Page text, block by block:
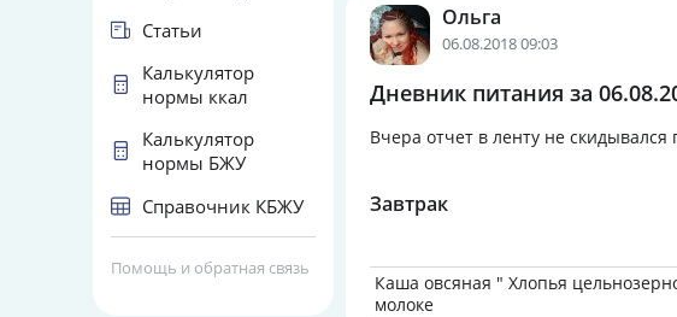
Ольга
06.08.2018 09:03
Дневник питания за
Вчера отчет в ленту не
Завтрак
Каша овсяная " Хлопья
молоке
Статьи
Калькулятор
нормы ккал
Калькулятор
нормы БЖУ
Справочник КБЖУ
Помощь и обратная связь